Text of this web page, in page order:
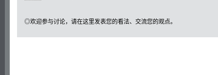
◎欢迎参与讨论，请在这里发表您的看法、交流您的观点。